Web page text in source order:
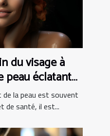
du visage à
peau éclatante
de la peau est souvent
de santé, il est...